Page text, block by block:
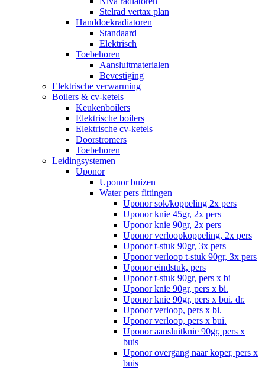
Stelrad vertax plan
Handdoekradiatoren
Standaard
Elektrisch
Toebehoren
Aansluitmaterialen
Bevestiging
Elektrische verwarming
Boilers & cv-ketels
Keukenboilers
Elektrische boilers
Elektrische cv-ketels
Doorstromers
Toebehoren
Leidingsystemen
Uponor
Uponor buizen
Water pers fittingen
Uponor sok/koppeling 2x pers
Uponor knie 45gr, 2x pers
Uponor knie 90gr, 2x pers
Uponor verloopkoppeling, 2x pers
Uponor t-stuk 90gr, 3x pers
Uponor verloop t-stuk 90gr, 3x pers
Uponor eindstuk, pers
Uponor t-stuk 90gr, pers x bi
Uponor knie 90gr, pers x bi.
Uponor knie 90gr, pers x bui. dr.
Uponor verloop, pers x bi.
Uponor verloop, pers x bui.
Uponor aansluitknie 90gr, pers x
buis
Uponor overgang naar koper, pers x
buis